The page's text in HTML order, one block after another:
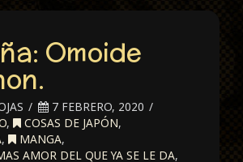
Omoide
7 FEBRERO, 2020
, COSAS DE JAPÓN,
, MANGA,
AMOR DEL QUE YA SE LE DA,